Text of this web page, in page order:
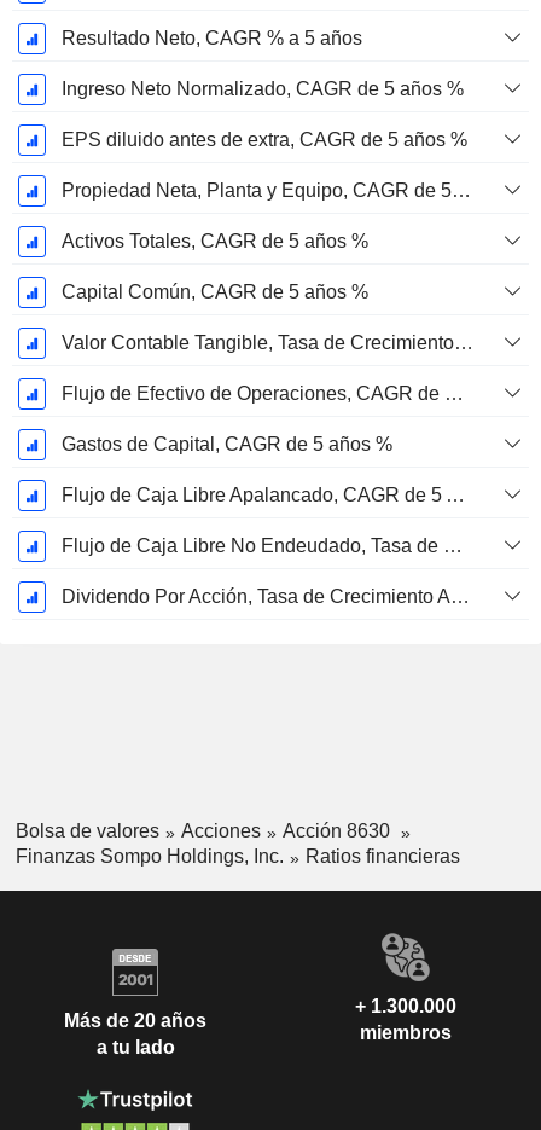
Resultado Neto, CAGR % a 5 años
Ingreso Neto Normalizado, CAGR de 5 años %
EPS diluido antes de extra, CAGR de 5 años %
Propiedad Neta, Planta y Equipo, CAGR de 5 años %
Activos Totales, CAGR de 5 años %
Capital Común, CAGR de 5 años %
Valor Contable Tangible, Tasa de Crecimiento Anual Compuesta de 5 Años %
Flujo de Efectivo de Operaciones, CAGR de 5 Años %
Gastos de Capital, CAGR de 5 años %
Flujo de Caja Libre Apalancado, CAGR de 5 Años %
Flujo de Caja Libre No Endeudado, Tasa de Crecimiento Anual Compuesto de 5 Años %
Dividendo Por Acción, Tasa de Crecimiento Anual Compuesto de 5 Años %
Bolsa de valores Acciones
Acción 8630
Finanzas Sompo Holdings, Inc.
Ratios financieras
Más de 20 años
a tu lado
+ 1.300.000
miembros